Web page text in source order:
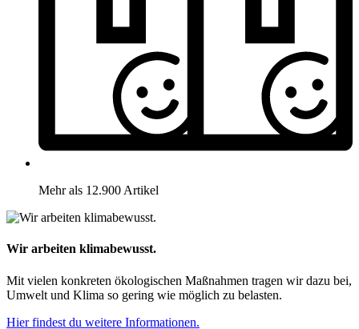
Mehr als 12.900 Artikel
Wir arbeiten klimabewusst.
Mit vielen konkreten ökologischen Maßnahmen tragen wir dazu bei,
Umwelt und Klima so gering wie möglich zu belasten.
Hier findest du weitere Informationen.